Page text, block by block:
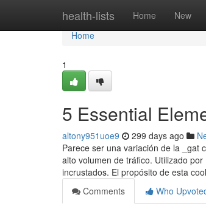
health-lists Home New
Home
Home
1
5 Essential
altony951uoe9 299 days ago
Parece ser una variación de la _gat
alto volumen de tráfico. Utilizado
incrustados. El propósito de esta
Comments
Who